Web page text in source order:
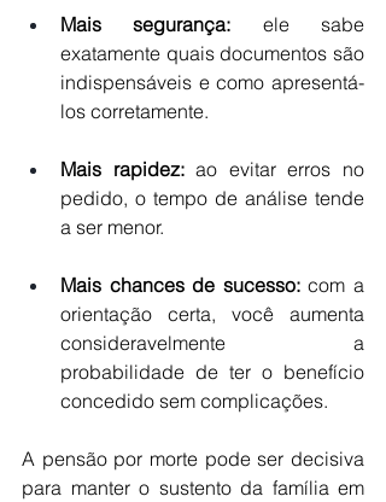
Mais segurança: ele sabe
exatamente quais documentos são
indispensáveis e como apresentá-
los corretamente.
Mais rapidez: ao evitar erros no
pedido, o tempo de análise tende
a ser menor.
Mais chances de sucesso: com a
orientação certa, você aumenta
consideravelmente a
probabilidade de ter o benefício
concedido sem complicações.
A pensão por morte pode ser decisiva
para manter o sustento da família em